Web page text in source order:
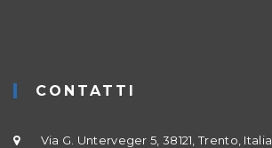
CONTATTI
Via G. Unterveger 5, 38121, Trento, Italia